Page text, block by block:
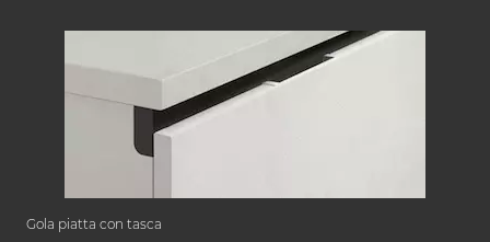
Gola piatta con tasca